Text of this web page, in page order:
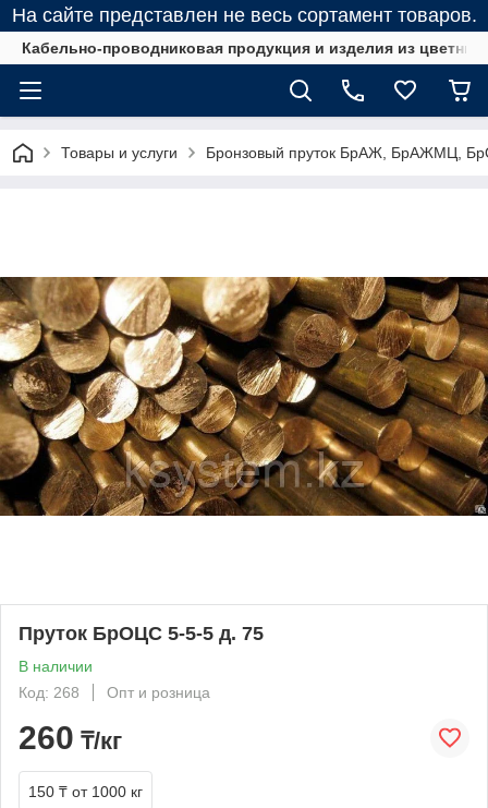
На сайте представлен не весь сортамент товаров.
Кабельно-проводниковая продукция и изделия из
Товары и услуги Бронзовый пруток БрАЖ, БрАЖМЦ,
Пруток БрОЦС 5-5-5 д. 75
В наличии
Код: 268
Опт и розница
260 ₸/кг
150 ₸ от 1000 кг